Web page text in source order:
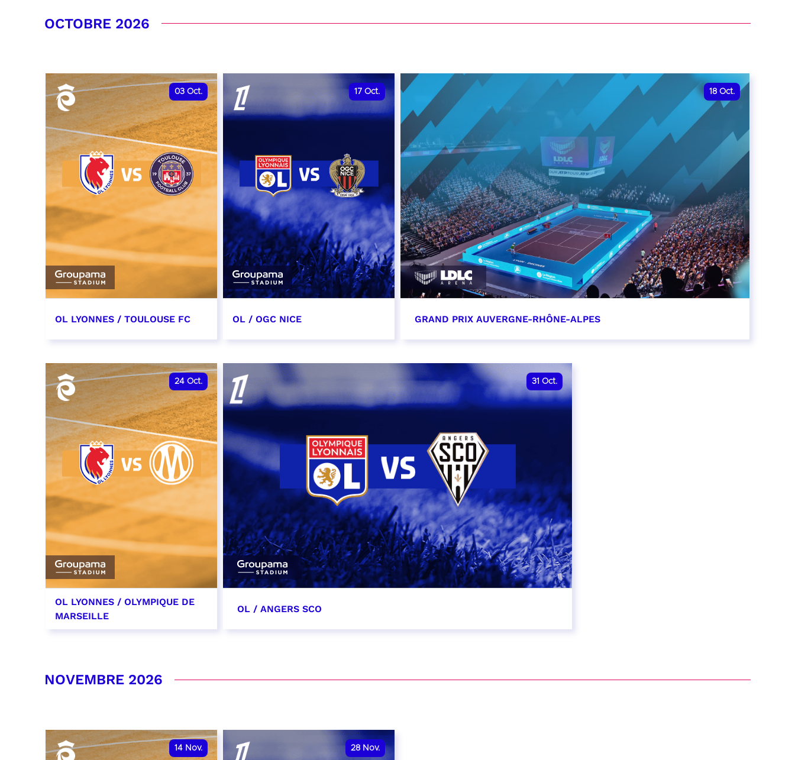
OCTOBRE 2026
03 Oct.
OL LYONNES / TOULOUSE FC
date et heure à confirmer
RÉSERVER
17 Oct.
OL / OGC NICE
date et heure à confirmer
RÉSERVER
18 Oct.
GRAND PRIX AUVERGNE-RHÔNE-ALPES
24 Oct.
OL LYONNES / OLYMPIQUE DE
MARSEILLE
RÉSERVER
31 Oct.
OL / ANGERS SCO
RÉSERVER
NOVEMBRE 2026
14 Nov. 28 Nov.